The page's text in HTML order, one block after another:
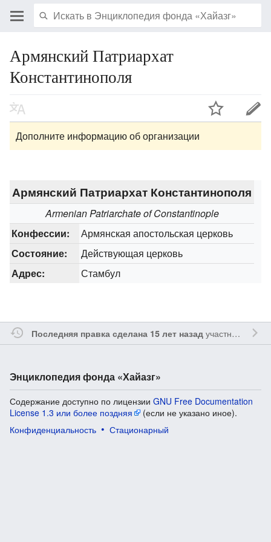
Армянский Патриархат
Константинополя
Дополните информацию об организации
Армянский Патриархат Константинополя
Armenian Patriarchate of Constantinople
Конфессии:
Армянская апостольская церковь
Состояние:
Действующая церковь
Адрес:
Стамбул
Последняя правка сделана 15 лет назадучастником
Энциклопедия фонда «Хайазг»
Содержание доступно по лицензии GNU Free Documentation
License 1.3 или более поздняя
(если не указано иное).
Конфиденциальность
Стационарный